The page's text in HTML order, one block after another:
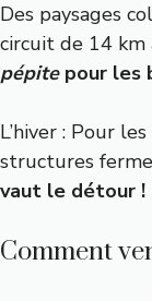
Des paysages
circuit de 14
pépitepour les
L’hiver : Pour
structures
vaut le détour !
Comment